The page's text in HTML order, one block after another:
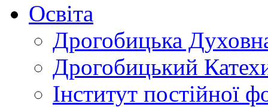
Освіта
Дрогобицька
Дрогобицький
Інститут постійної